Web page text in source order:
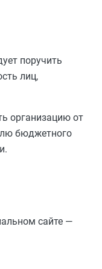
поручить
лиц,
организацию от
бюджетного
сайте —